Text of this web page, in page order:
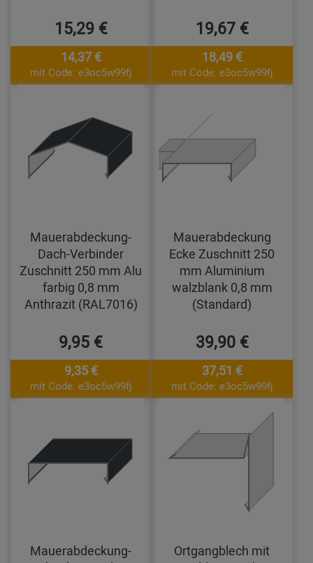
15,29 €
14,37 €
mit Code: e3oc5w99fj
19,67 €
18,49 €
mit Code: e3oc5w99fj
Mauerabdeckung-
Dach-Verbinder
Zuschnitt 250 mm Alu
farbig 0,8 mm
Anthrazit (RAL7016)
9,95 €
9,35 €
mit Code: e3oc5w99fj
Mauerabdeckung
Ecke Zuschnitt 250
mm Aluminium
walzblank 0,8 mm
(Standard)
39,90 €
37,51 €
mit Code: e3oc5w99fj
Mauerabdeckung-
Ortgangblech mit